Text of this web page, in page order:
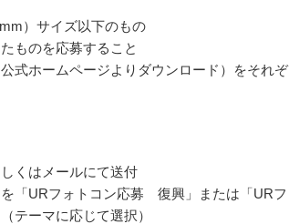
）サイズ以下のもの
ものを応募すること
式ホームページよりダウンロード）をそれぞ
くはメールにて送付
「URフォトコン応募 復興」または「URフ
テーマに応じて選択）